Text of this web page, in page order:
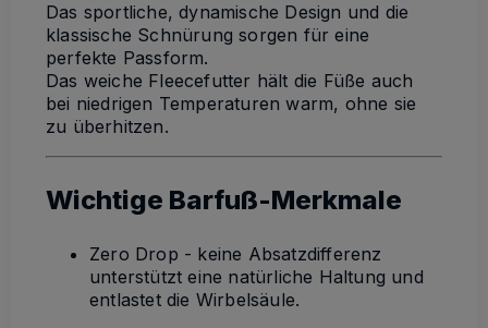
Das sportliche, dynamische Design und die
klassische Schnürung sorgen für eine
perfekte Passform.
Das weiche Fleecefutter hält die Füße auch
bei niedrigen Temperaturen warm, ohne sie
zu überhitzen.
Wichtige Barfuß-Merkmale
Zero Drop - keine Absatzdifferenz
unterstützt eine natürliche Haltung und
entlastet die Wirbelsäule.